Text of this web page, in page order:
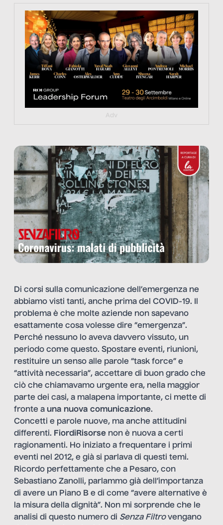
https://tinyurl.com/363fvfm9
Adv
Di corsi sulla comunicazione dell’emergenza ne
abbiamo visti tanti, anche prima del COVID-19. Il
problema è che molte aziende non sapevano
esattamente cosa volesse dire “emergenza”.
Perché nessuno lo aveva davvero vissuto, un
periodo come questo. Spostare eventi, riunioni,
restituire un senso alle parole “task force” e
“attività necessaria”, accettare di buon grado che
ciò che chiamavamo urgente era, nella maggior
parte dei casi, a malapena importante, ci mette di
fronte a una nuova comunicazione.
Concetti e parole nuove, ma anche attitudini
differenti. FiordiRisorse non è nuova a certi
ragionamenti. Ho iniziato a frequentare i primi
eventi nel 2012, e già si parlava di questi temi.
Ricordo perfettamente che a Pesaro, con
Sebastiano Zanolli, parlammo già dell’importanza
di avere un Piano B e di come “avere alternative è
la misura della dignità”. Non mi sorprende che le
analisi di questo numero di Senza Filtrovengano